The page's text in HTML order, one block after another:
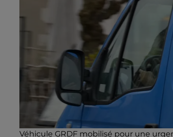
Véhicule GRDF mobilisé pour une